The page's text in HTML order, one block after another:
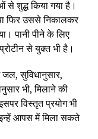
से शुद्ध किया गया है।
फिर उससे निकालकर
पानी पीने के लिए
से युक्त भी है।
सुविधानुसार,
भी, मिलाने की
विस्तृत प्रयोग भी
आपस में मिला सकते